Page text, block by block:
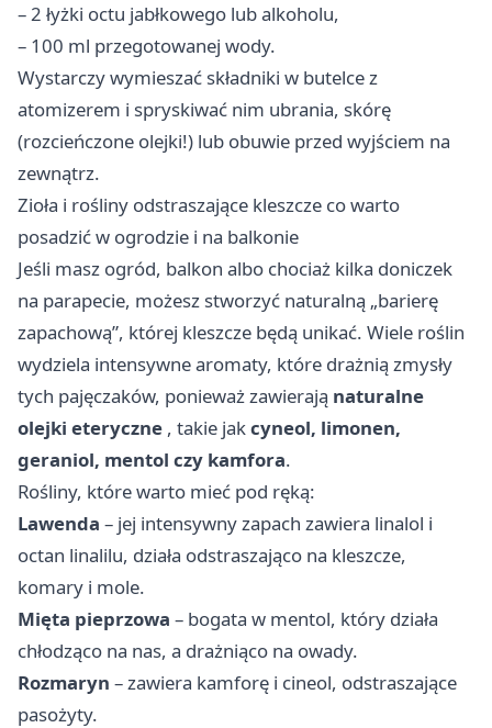
– 2 łyżki octu jabłkowego lub alkoholu,
– 100 ml przegotowanej wody.
Wystarczy wymieszać składniki w butelce z
atomizerem i spryskiwać nim ubrania, skórę
(rozcieńczone olejki!) lub obuwie przed wyjściem na
zewnątrz.
Zioła i rośliny odstraszające kleszcze co warto
posadzić w ogrodzie i na balkonie
Jeśli masz ogród, balkon albo chociaż kilka doniczek
na parapecie, możesz stworzyć naturalną „barierę
zapachową”, której kleszcze będą unikać. Wiele roślin
wydziela intensywne aromaty, które drażnią zmysły
tych pajęczaków, ponieważ zawierają naturalne
olejki eteryczne , takie jakcyneol, limonen,
geraniol, mentol czy kamfora.
Rośliny, które warto mieć pod ręką:
Lawenda – jej intensywny zapach zawiera linalol i
octan linalilu, działa odstraszająco na kleszcze,
komary i mole.
Mięta pieprzowa – bogata w mentol, który działa
chłodząco na nas, a drażniąco na owady.
Rozmaryn – zawiera kamforę i cineol, odstraszające
pasożyty.